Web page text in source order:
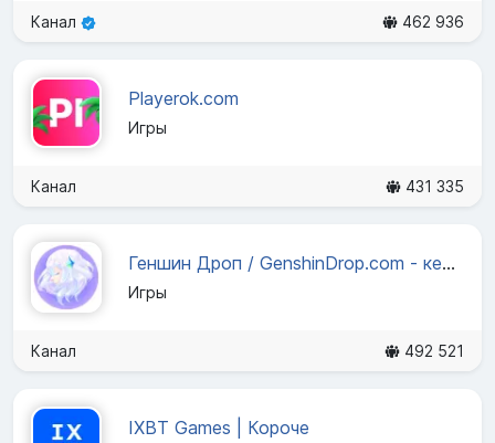
Канал 462 936
Playerok.com
Игры
Канал 431 335
Геншин Дроп / GenshinDrop.com - кейсы с примогемами
Игры
Канал 492 521
IXBT Games | Короче